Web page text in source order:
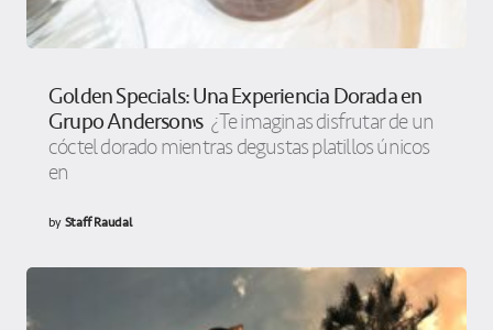
Golden Specials: Una Experiencia Dorada en
Grupo Anderson’s ¿Te imaginas disfrutar de un
cóctel dorado mientras degustas platillos únicos
en
byStaff Raudal